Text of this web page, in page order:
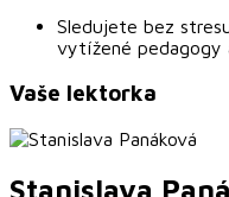
Sledujete bez
vytížené pedagogy
Vaše lektorka
Stanislava